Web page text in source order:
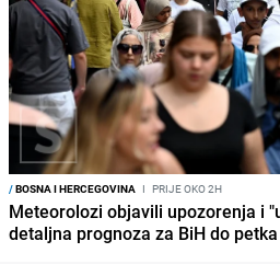
/BOSNA I HERCEGOVINA I PRIJE OKO 2H
Meteorolozi objavili upozorenja i
detaljna prognoza za BiH do petka